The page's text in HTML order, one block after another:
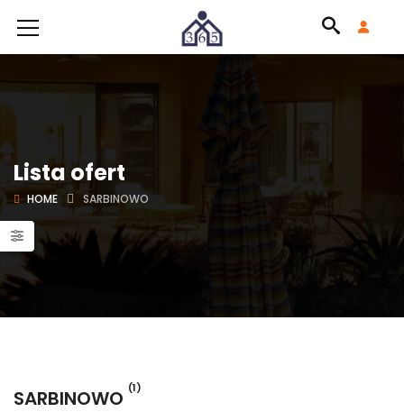
Lista ofert
HOME SARBINOWO
SARBINOWO (1)